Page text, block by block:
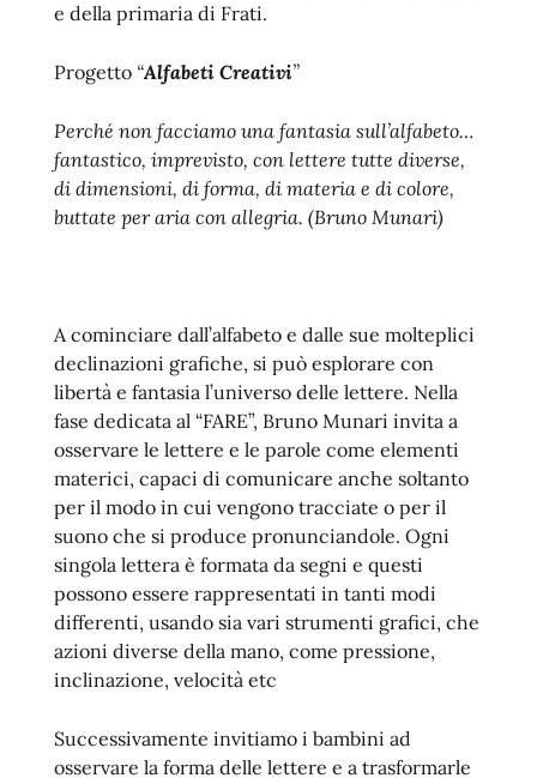
e della primaria di Frati.
Progetto “Alfabeti Creativi”
Perché non facciamo una fantasia sull’alfabeto…
fantastico, imprevisto, con lettere tutte diverse,
di dimensioni, di forma, di materia e di colore,
buttate per aria con allegria. (Bruno Munari)
A cominciare dall’alfabeto e dalle sue molteplici
declinazioni grafiche, si può esplorare con
libertà e fantasia l’universo delle lettere. Nella
fase dedicata al “FARE”, Bruno Munari invita a
osservare le lettere e le parole come elementi
materici, capaci di comunicare anche soltanto
per il modo in cui vengono tracciate o per il
suono che si produce pronunciandole. Ogni
singola lettera è formata da segni e questi
possono essere rappresentati in tanti modi
differenti, usando sia vari strumenti grafici, che
azioni diverse della mano, come pressione,
inclinazione, velocità etc
Successivamente invitiamo i bambini ad
osservare la forma delle lettere e a trasformarle